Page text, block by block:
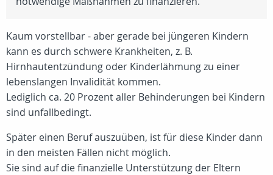
Kaum vorstellbar - aber gerade bei jüngeren Kindern
kann es durch schwere Krankheiten, z. B.
Hirnhautentzündung oder Kinderlähmung zu einer
lebenslangen Invalidität kommen.
Lediglich ca. 20 Prozentaller Behinderungen bei Kindern
sind unfallbedingt.
Später einen Beruf auszuüben, ist für diese Kinder dann
in den meisten Fällen nicht möglich.
Sie sind auf die finanzielle Unterstützung der Eltern